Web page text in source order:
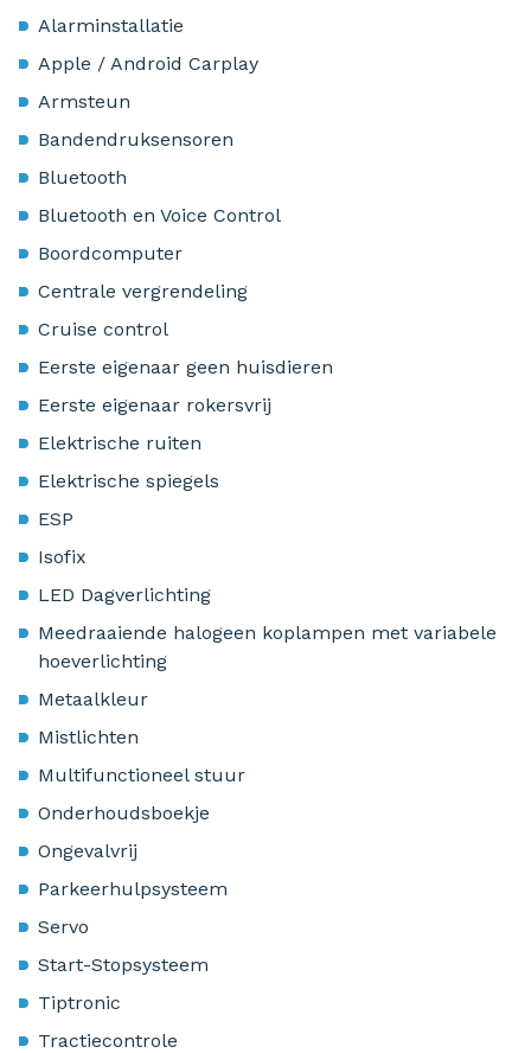
Alarminstallatie
Apple / Android Carplay
Armsteun
Bandendruksensoren
Bluetooth
Bluetooth en Voice Control
Boordcomputer
Centrale vergrendeling
Cruise control
Eerste eigenaar geen huisdieren
Eerste eigenaar rokersvrij
Elektrische ruiten
Elektrische spiegels
ESP
Isofix
LED Dagverlichting
Meedraaiende halogeen koplampen met variabele
hoeverlichting
Metaalkleur
Mistlichten
Multifunctioneel stuur
Onderhoudsboekje
Ongevalvrij
Parkeerhulpsysteem
Servo
Start-Stopsysteem
Tiptronic
Tractiecontrole